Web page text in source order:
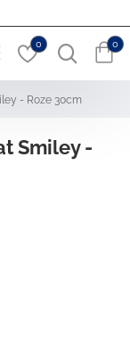
0 0
- Roze 30cm
Smiley -